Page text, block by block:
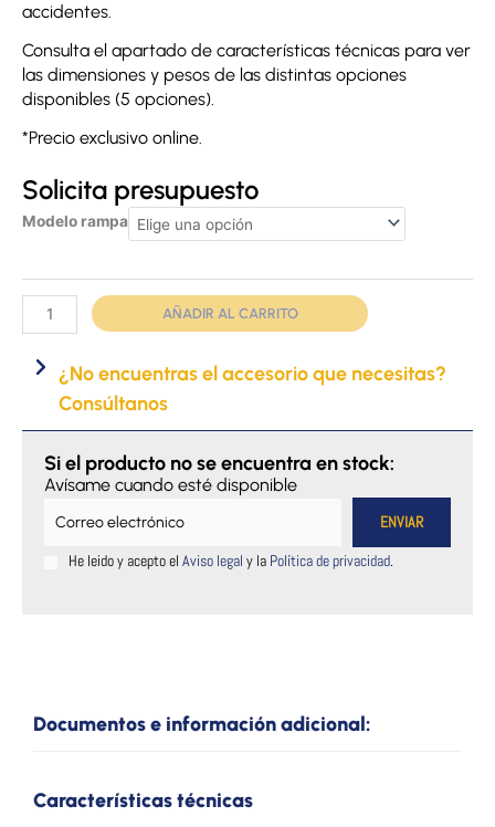
accidentes.
Consulta el apartado de características técnicas para ver
las dimensiones y pesos de las distintas opciones
disponibles (5 opciones).
*Precio exclusivo online.
Solicita presupuesto
Modelo rampa
Plano
cantidad
AÑADIR AL CARRITO
¿No encuentras el accesorio que necesitas?
Consúltanos
Si el producto no se encuentra en stock:
Avísame cuando esté disponible
He leido y acepto el Aviso legal y la Política de privacidad.
Documentos e información adicional:
Características técnicas